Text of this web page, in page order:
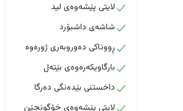
لایتی پێشەوەی لید
شاشەی داشبۆرد
ڕووناکی دەوروبەری ژورەوە
بارگاویکەرەوەی بێتەل
داخستنى بێدەنگى دەرگا
لایتی پێشەوەی خۆگونجێن